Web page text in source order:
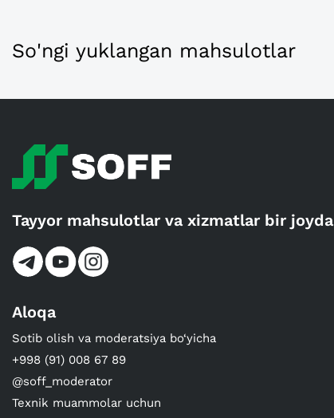
So'ngi yuklangan mahsulotlar
Tayyor mahsulotlar va xizmatlar bir joyda
Aloqa
Sotib olish va moderatsiya bo‘yicha
+998 (91) 008 67 89
@soff_moderator
Texnik muammolar uchun